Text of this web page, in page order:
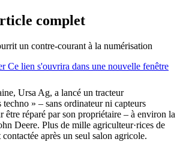
complet
un contre-courant à la numérisation
Ce lien s'ouvrira dans une nouvelle fenêtre
Ursa Ag, a lancé un tracteur
» – sans ordinateur ni capteurs
être réparé par son propriétaire – à environ la
Deere. Plus de mille agriculteur·rices de
après un seul salon agricole.